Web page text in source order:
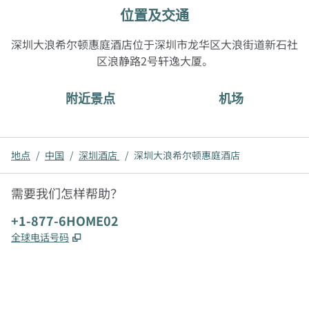
位置及交通
深圳大浪希尔顿惠庭酒店位于深圳市龙华区大浪街道新石社
区浪静路2号轩逸大厦。
附近景点 机场
地点 / 中国 / 深圳酒店 / 深圳大浪希尔顿惠庭酒店
需要我们怎样帮助？
电话:
+1-877-6HOME02
全球电话号码 ,